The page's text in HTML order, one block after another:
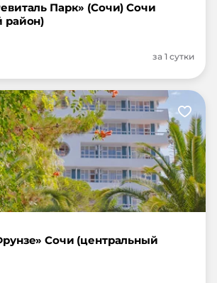
Парк» (Сочи) Сочи
район)
за 1 сутки
Сочи (центральный